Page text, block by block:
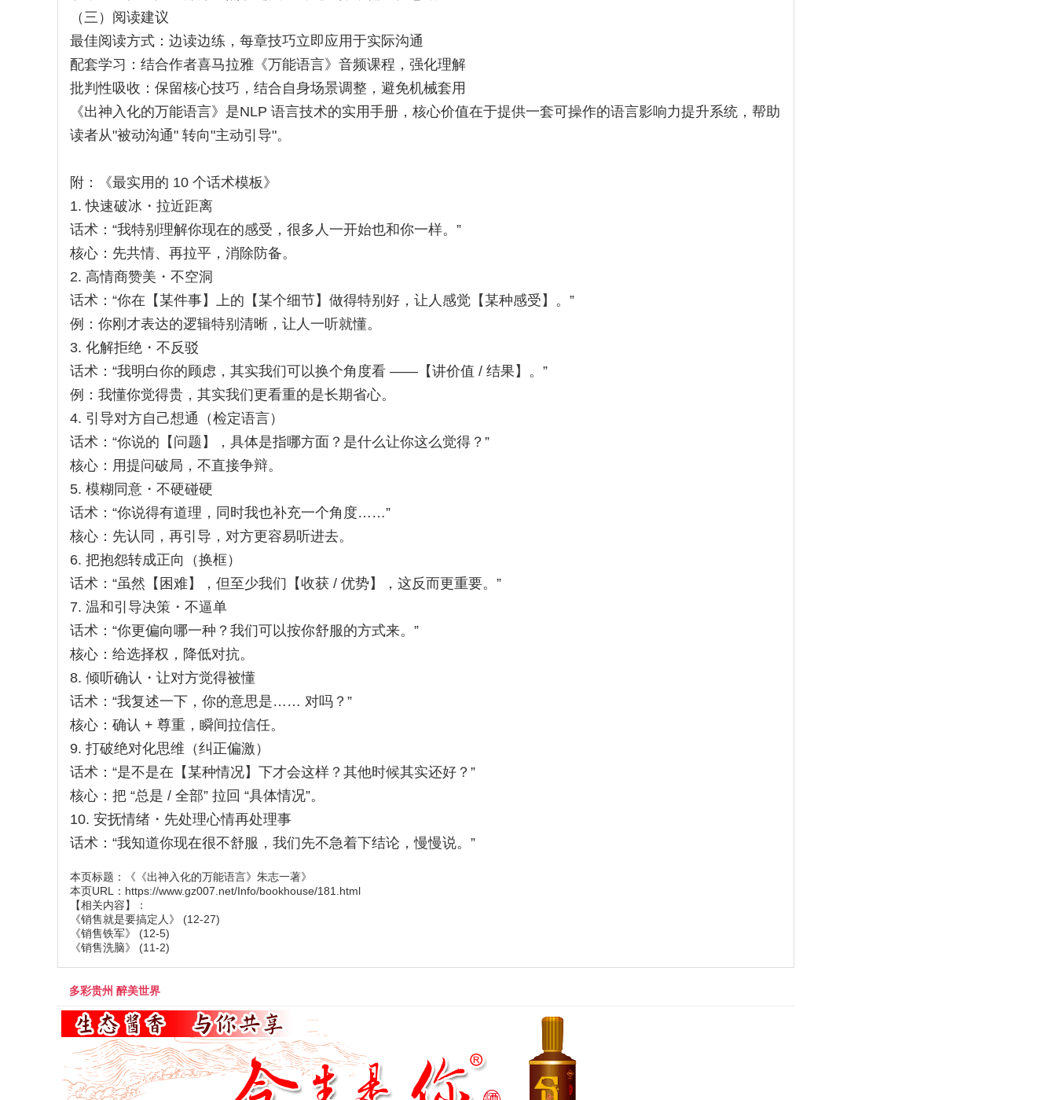
（三）阅读建议
最佳阅读方式：边读边练，每章技巧立即应用于实际沟通
配套学习：结合作者喜马拉雅《万能语言》音频课程，强化理解
批判性吸收：保留核心技巧，结合自身场景调整，避免机械套用
《出神入化的万能语言》是NLP 语言技术的实用手册，核心价值在于提供一套可操作的语言影响力提升系统，帮助
读者从"被动沟通" 转向"主动引导"。
附：《最实用的 10 个话术模板》
1. 快速破冰・拉近距离
话术：“我特别理解你现在的感受，很多人一开始也和你一样。”
核心：先共情、再拉平，消除防备。
2. 高情商赞美・不空洞
话术：“你在【某件事】上的【某个细节】做得特别好，让人感觉【某种感受】。”
例：你刚才表达的逻辑特别清晰，让人一听就懂。
3. 化解拒绝・不反驳
话术：“我明白你的顾虑，其实我们可以换个角度看 ——【讲价值 / 结果】。”
例：我懂你觉得贵，其实我们更看重的是长期省心。
4. 引导对方自己想通（检定语言）
话术：“你说的【问题】，具体是指哪方面？是什么让你这么觉得？”
核心：用提问破局，不直接争辩。
5. 模糊同意・不硬碰硬
话术：“你说得有道理，同时我也补充一个角度……”
核心：先认同，再引导，对方更容易听进去。
6. 把抱怨转成正向（换框）
话术：“虽然【困难】，但至少我们【收获 / 优势】，这反而更重要。”
7. 温和引导决策・不逼单
话术：“你更偏向哪一种？我们可以按你舒服的方式来。”
核心：给选择权，降低对抗。
8. 倾听确认・让对方觉得被懂
话术：“我复述一下，你的意思是…… 对吗？”
核心：确认 + 尊重，瞬间拉信任。
9. 打破绝对化思维（纠正偏激）
话术：“是不是在【某种情况】下才会这样？其他时候其实还好？”
核心：把 “总是 / 全部” 拉回 “具体情况”。
10. 安抚情绪・先处理心情再处理事
话术：“我知道你现在很不舒服，我们先不急着下结论，慢慢说。”
本页标题：
《《出神入化的万能语言》朱志一著》
本页URL： https://www.gz007.net/Info/bookhouse/181.html
【相关内容】：
《销售就是要搞定人》
(12-27)
《销售铁军》
(12-5)
《销售洗脑》
(11-2)
多彩贵州 醉美世界